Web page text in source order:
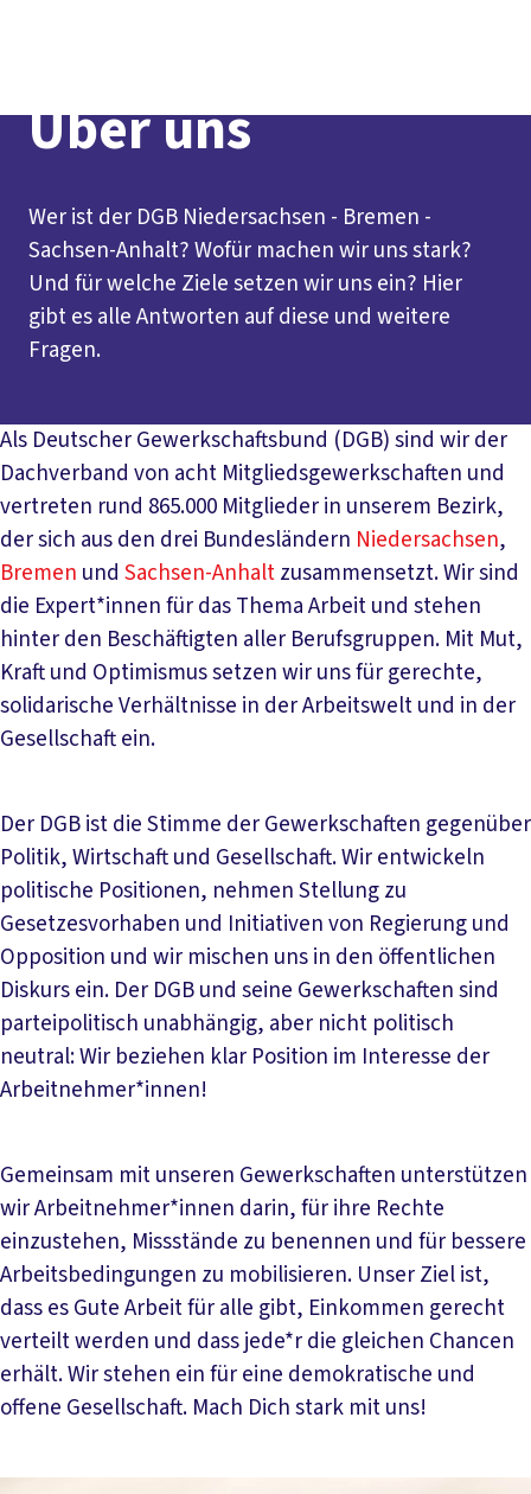
Über uns
Wer ist der DGB Niedersachsen - Bremen -
Sachsen-Anhalt? Wofür machen wir uns stark?
Und für welche Ziele setzen wir uns ein? Hier
gibt es alle Antworten auf diese und weitere
Fragen.
Als Deutscher Gewerkschaftsbund (DGB) sind wir der
Dachverband von acht Mitgliedsgewerkschaften und
vertreten rund 865.000 Mitglieder in unserem Bezirk,
der sich aus den drei Bundesländern Niedersachsen,
Bremen und Sachsen-Anhaltzusammensetzt. Wir sind
die Expert*innen für das Thema Arbeit und stehen
hinter den Beschäftigten aller Berufsgruppen. Mit Mut,
Kraft und Optimismus setzen wir uns für gerechte,
solidarische Verhältnisse in der Arbeitswelt und in der
Gesellschaft ein.
Der DGB ist die Stimme der Gewerkschaften gegenüber
Politik, Wirtschaft und Gesellschaft. Wir entwickeln
politische Positionen, nehmen Stellung zu
Gesetzesvorhaben und Initiativen von Regierung und
Opposition und wir mischen uns in den öffentlichen
Diskurs ein. Der DGB und seine Gewerkschaften sind
parteipolitisch unabhängig, aber nicht politisch
neutral: Wir beziehen klar Position im Interesse der
Arbeitnehmer*innen!
Gemeinsam mit unseren Gewerkschaften unterstützen
wir Arbeitnehmer*innen darin, für ihre Rechte
einzustehen, Missstände zu benennen und für bessere
Arbeitsbedingungen zu mobilisieren. Unser Ziel ist,
dass es Gute Arbeit für alle gibt, Einkommen gerecht
verteilt werden und dass jede*r die gleichen Chancen
erhält. Wir stehen ein für eine demokratische und
offene Gesellschaft. Mach Dich stark mit uns!